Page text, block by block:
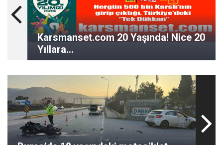
Karsmanset.com 20 Yaşında! Nice 20
Yıllara...